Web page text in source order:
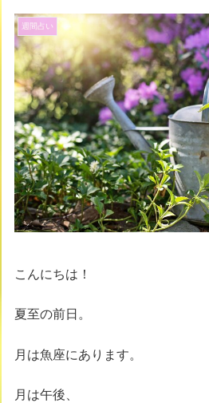
週間占い
こんにちは！
夏至の前日。
月は魚座にあります。
月は午後、